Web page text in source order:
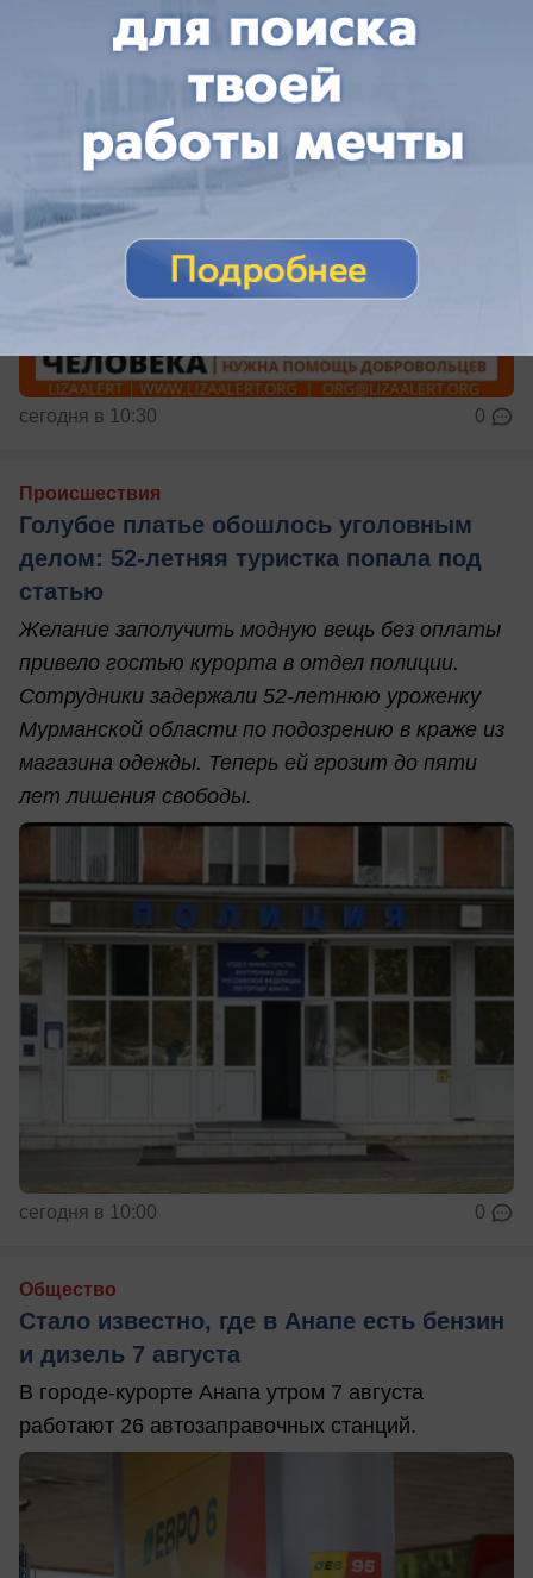
сегодня в 10:30 0
Происшествия
Голубое платье обошлось уголовным
делом: 52-летняя туристка попала под
статью
Желание заполучить модную вещь без оплаты
привело гостью курорта в отдел полиции.
Сотрудники задержали 52-летнюю уроженку
Мурманской области по подозрению в краже из
магазина одежды. Теперь ей грозит до пяти
лет лишения свободы.
сегодня в 10:00 0
Общество
Стало известно, где в Анапе есть бензин
и дизель 7 августа
В городе-курорте Анапа утром 7 августа
работают 26 автозаправочных станций.